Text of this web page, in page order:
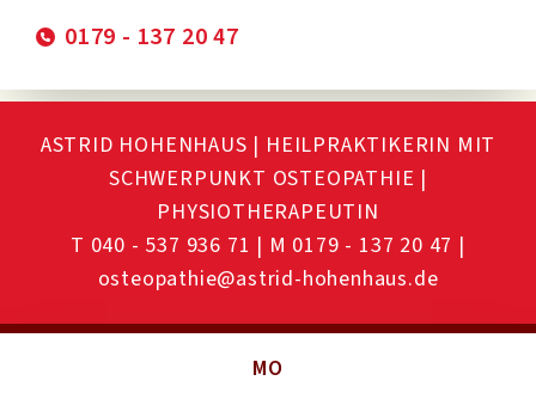
0179 - 137 20 47
ASTRID HOHENHAUS | HEILPRAKTIKERIN MIT
SCHWERPUNKT OSTEOPATHIE |
PHYSIOTHERAPEUTIN
T 040 - 537 936 71 | M 0179 - 137 20 47 |
osteopathie@astrid-hohenhaus.de
MO